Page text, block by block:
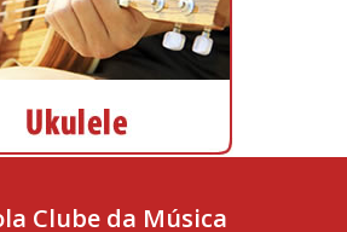
Clube da Música